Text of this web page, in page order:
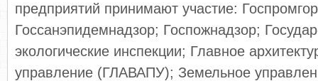
предприятий принимают участие:
Госсанэпидемнадзор; Госпожнадзор;
экологические инспекции; Главное
управление (ГЛАВАПУ); Земельное